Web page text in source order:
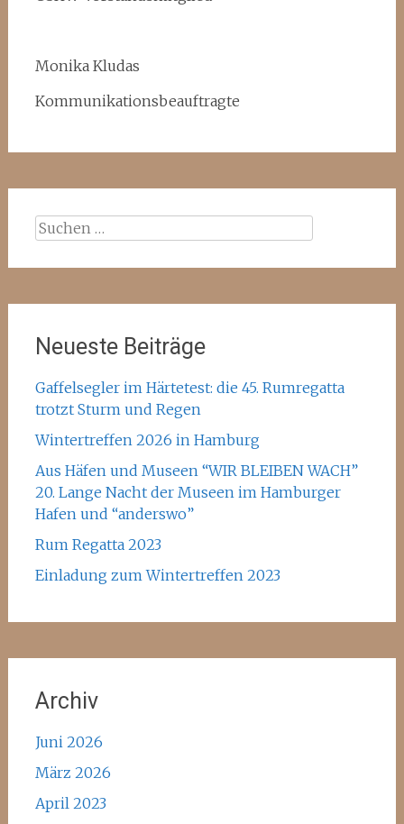
Monika Kludas
Kommunikationsbeauftragte
Suchen
Neueste Beiträge
Gaffelsegler im Härtetest: die 45. Rumregatta
trotzt Sturm und Regen
Wintertreffen 2026 in Hamburg
Aus Häfen und Museen “WIR BLEIBEN WACH”
20. Lange Nacht der Museen im Hamburger
Hafen und “anderswo”
Rum Regatta 2023
Einladung zum Wintertreffen 2023
Archiv
Juni 2026
März 2026
April 2023